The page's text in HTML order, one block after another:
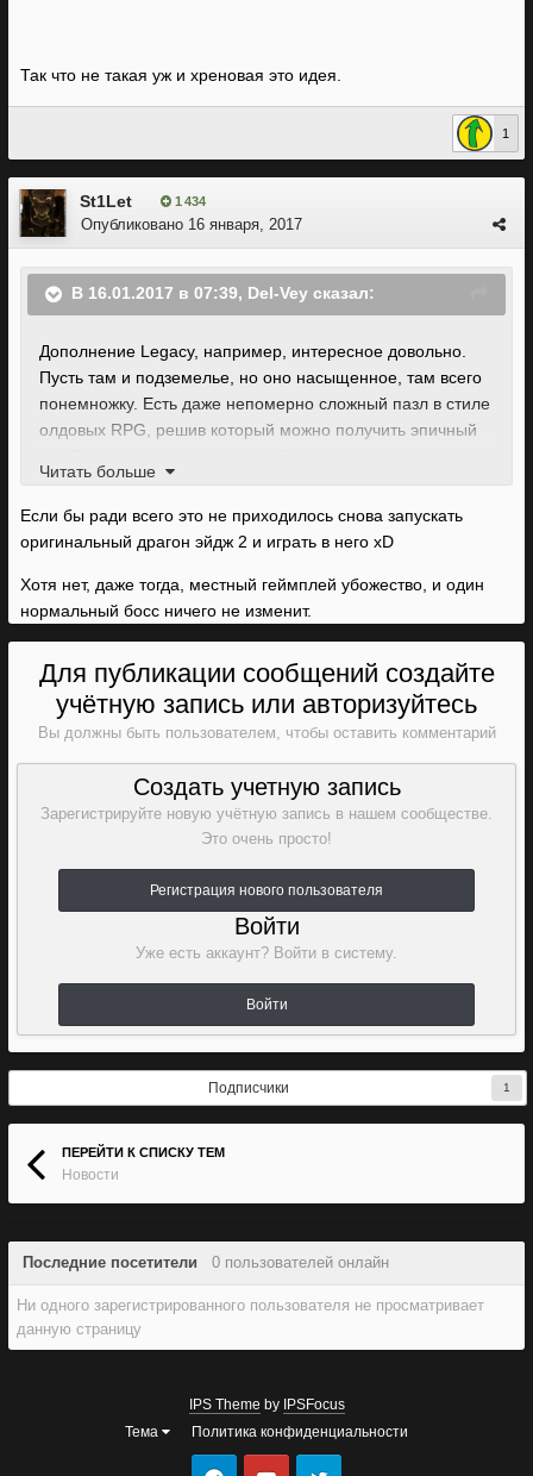
Так что не такая уж и хреновая это идея.
1
St1Let 1 434
Опубликовано 16 января, 2017
В 16.01.2017 в 07:39, Del-Vey сказал:
Дополнение Legacy, например, интересное довольно.
Пусть там и подземелье, но оно насыщенное, там всего
понемножку. Есть даже непомерно сложный пазл в стиле
олдовых RPG, решив который можно получить эпичный
обстостельствами прошлого семьи Хоуков и небольшой
интригой. А в финале ещё и довольно сложный босс,
который убивается в несколько этапов, один другого
Так что не такая уж и хреновая это идея.
Читать больше
Если бы ради всего это не приходилось снова запускать
оригинальный драгон эйдж 2 и играть в него xD
Хотя нет, даже тогда, местный геймплей убожество, и один
нормальный босс ничего не изменит.
Для публикации сообщений создайте
учётную запись или авторизуйтесь
Вы должны быть пользователем, чтобы оставить комментарий
Создать учетную запись
Зарегистрируйте новую учётную запись в нашем сообществе.
Это очень просто!
Регистрация нового пользователя
Войти
Уже есть аккаунт? Войти в систему.
Войти
Подписчики 1
ПЕРЕЙТИ К СПИСКУ ТЕМ
Новости
Последние посетители 0 пользователей онлайн
Ни одного зарегистрированного пользователя не просматривает
данную страницу
IPS Theme by IPSFocus
Тема
Политика конфиденциальности